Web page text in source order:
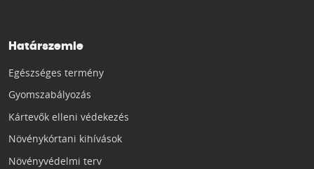
Határszemle
Egészséges termény
Gyomszabályozás
Kártevők elleni védekezés
Növénykórtani kihívások
Növényvédelmi terv